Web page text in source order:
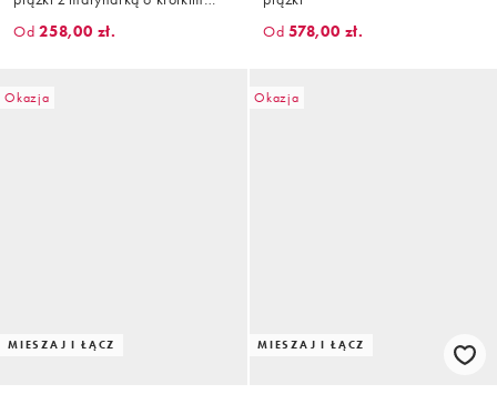
fasonie z siateczką i spodniami
Od 258,00 zł.
Od 578,00 zł.
Okazja
MIESZAJ I ŁĄCZ
Okazja
MIESZAJ I ŁĄCZ